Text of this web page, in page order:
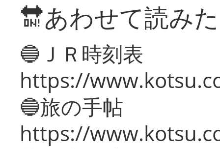
🔛あわせて読み
🔵ＪＲ時刻表
https://
🔵旅の手帖
https://